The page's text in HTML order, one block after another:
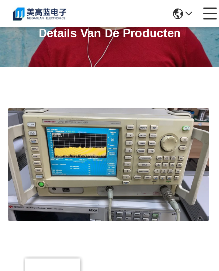
Details Van De Producten